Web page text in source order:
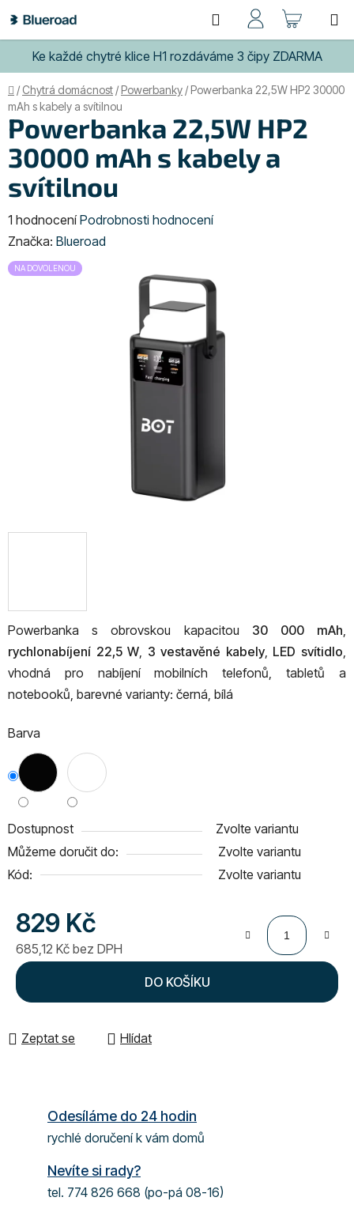
na
obsah
Ke každé chytré klice H1 rozdáváme 3 čipy ZDARMA
Hledat
KOŠÍK
Domů
/ Chytrá domácnost /Powerbanky /Powerbanka 22,5W HP2 30000
mAh s kabely a svítilnou
Powerbanka s obrovskou kapacitou 30 000 mAh,
rychlonabíjení 22,5 W, 3 vestavěné kabely, LED svítidlo,
vhodná pro nabíjení mobilních telefonů, tabletů a
notebooků, barevné varianty: černá, bílá
Barva
Dostupnost
Zvolte variantu
Můžeme doručit do:
Zvolte variantu
Kód:
Zvolte variantu
829 Kč
685,12 Kč bez DPH
Měrná cena:
DO KOŠÍKU
Zeptat se Hlídat
Powerbanka 22,5W HP2
30000 mAh s kabely a
svítilnou
Průměrné
hodnocení
produktu
1 hodnocení Podrobnosti hodnocení
Značka: Blueroad
NA DOVOLENOU
Odesíláme do 24 hodin
rychlé doručení k vám domů
Nevíte si rady?
tel. 774 826 668 (po-pá 08-16)